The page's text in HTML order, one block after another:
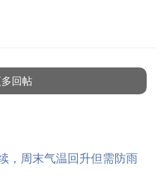
。
finger」「Rock paper s
回帖
，周末气温回升但需防雨